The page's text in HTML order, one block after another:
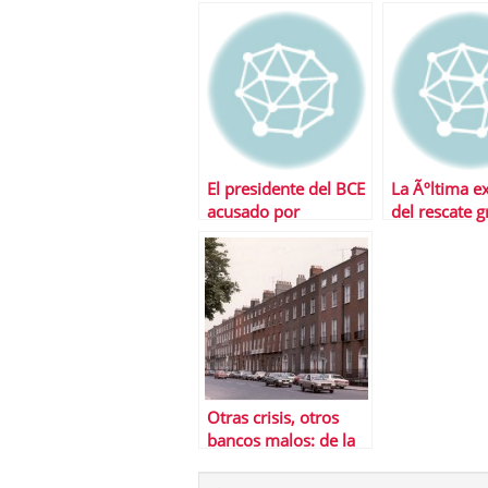
El presidente del BCE
acusado por
pertenecer a un
lobby de banqueros
La Ãºltima
del rescate
Otras crisis, otros
bancos malos: de la